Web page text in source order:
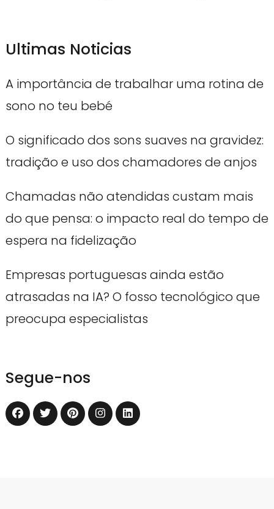
Ultimas Noticias
A importância de trabalhar uma rotina de
sono no teu bebé
O significado dos sons suaves na gravidez:
tradição e uso dos chamadores de anjos
Chamadas não atendidas custam mais
do que pensa: o impacto real do tempo de
espera na fidelização
Empresas portuguesas ainda estão
atrasadas na IA? O fosso tecnológico que
preocupa especialistas
Segue-nos